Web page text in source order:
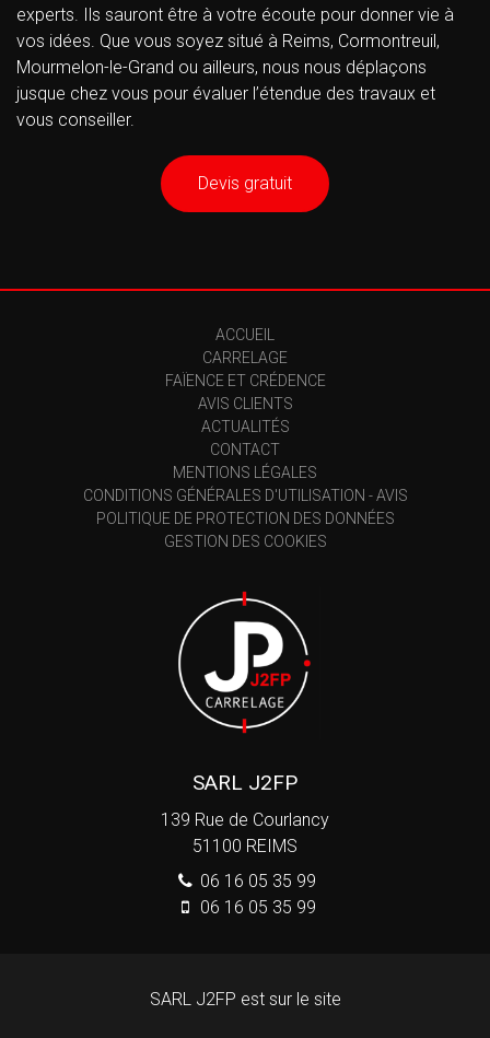
experts. Ils sauront être à votre écoute pour donner vie à
vos idées. Que vous soyez situé à Reims, Cormontreuil,
Mourmelon-le-Grand ou ailleurs, nous nous déplaçons
jusque chez vous pour évaluer l’étendue des travaux et
vous conseiller.
Devis gratuit
ACCUEIL
CARRELAGE
FAÏENCE ET CRÉDENCE
AVIS CLIENTS
ACTUALITÉS
CONTACT
MENTIONS LÉGALES
CONDITIONS GÉNÉRALES D'UTILISATION - AVIS
POLITIQUE DE PROTECTION DES DONNÉES
GESTION DES COOKIES
SARL J2FP
139 Rue de Courlancy
51100 REIMS
06 16 05 35 99
06 16 05 35 99
SARL J2FP est sur le site